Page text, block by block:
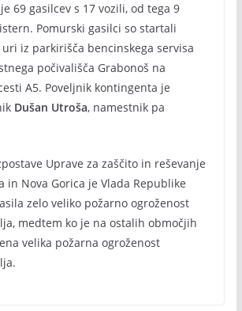
69 gasilcev s 17 vozili, od tega 9
Pomurski gasilci so startali
iz parkirišča bencinskega servisa
počivališča Grabonoš na
A5. Poveljnik kontingenta je
Dušan Utroša, namestnik pa
Uprave za zaščito in reševanje
in Nova Gorica je Vlada Republike
zelo veliko požarno ogroženost
medtem ko je na ostalih območjih
velika požarna ogroženost